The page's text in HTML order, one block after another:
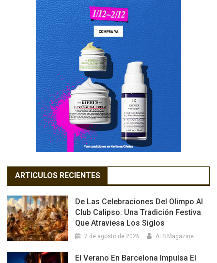
ARTICULOS RECIENTES
De Las Celebraciones Del Olimpo Al
Club Calipso: Una Tradición Festiva
Que Atraviesa Los Siglos
7 de agosto de 2026 ALS Magazine
El Verano En Barcelona Impulsa El